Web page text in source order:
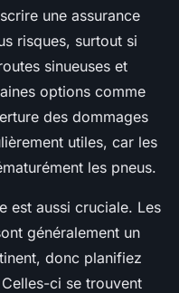
une assurance
risques, surtout si
sinueuses et
options comme
des dommages
utiles, car les
les pneus.
est aussi cruciale. Les
généralement un
donc planifiez
ci se trouvent